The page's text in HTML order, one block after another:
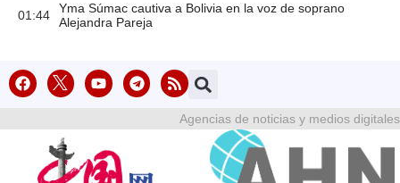
01:44
Yma Súmac cautiva a Bolivia en la voz de soprano
Alejandra Pareja
Agencias de noticias y medios digitales